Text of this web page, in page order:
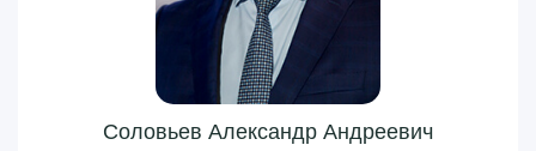
Соловьев Александр Андреевич